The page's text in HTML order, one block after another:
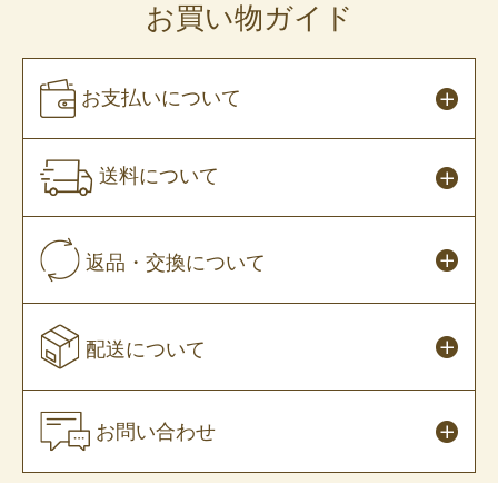
お買い物ガイド
お支払いについて
送料について
返品・交換について
配送について
お問い合わせ